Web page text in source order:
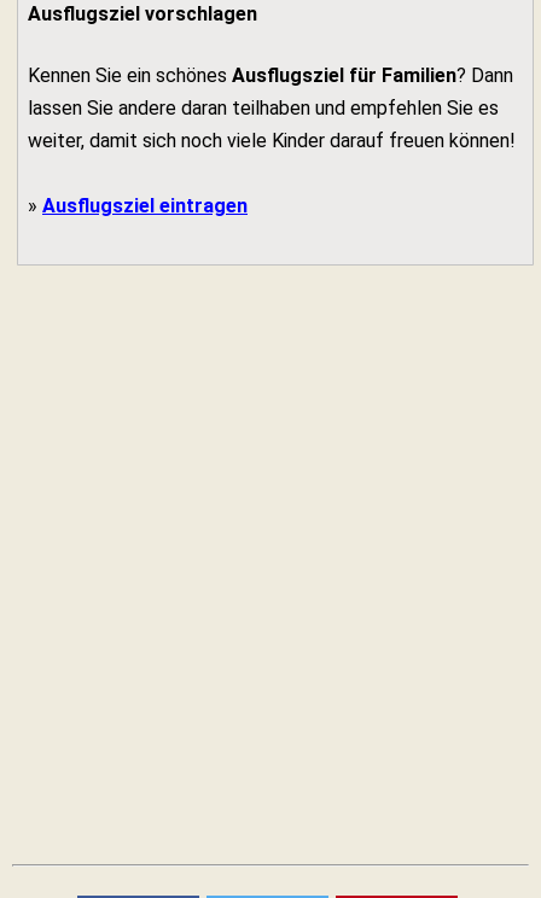
Ausflugsziel vorschlagen
Kennen Sie ein schönes Ausflugsziel für Familien? Dann
lassen Sie andere daran teilhaben und empfehlen Sie es
weiter, damit sich noch viele Kinder darauf freuen können!
» Ausflugsziel eintragen